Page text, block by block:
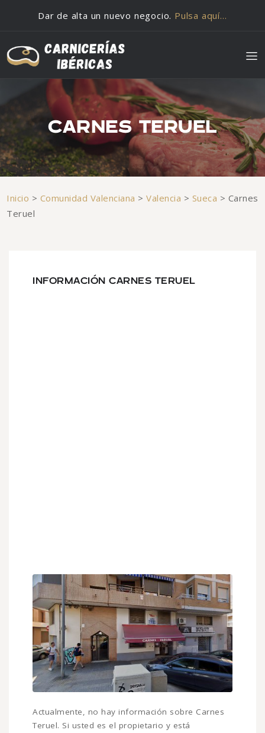
Dar de alta un nuevo negocio. Pulsa aquí…
CARNES TERUEL
Inicio > Comunidad Valenciana >Valencia > Sueca > Carnes
Teruel
INFORMACIÓN CARNES TERUEL
Actualmente, no hay información sobre Carnes
Teruel. Si usted es el propietario y está